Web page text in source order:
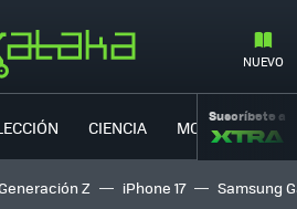
NUEVO
CIENCIA MOVILIDAD
Suscríbete a
Z iPhone 17 Samsung